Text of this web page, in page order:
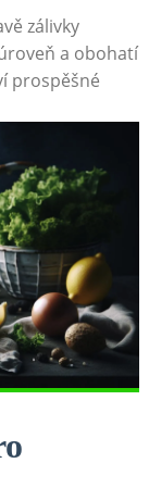
zálivky
a obohatí
‍prospěšné